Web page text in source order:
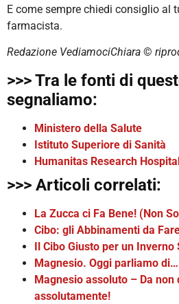
E come sempre chiedi consiglio al
farmacista.
Redazione VediamociChiara ©️
>>> Tra le fonti di
segnaliamo:
Ministero della Salute
Istituto Superiore di Sanità
Humanitas Research
>>> Articoli correlati:
La Zucca ci Fa Bene! (Non
Cibo: gli Abbinamenti da
Il Cibo Giusto per un Inverno
Magnesio. Oggi parliamo di…
Magnesio assoluto – Da non
assolutamente!